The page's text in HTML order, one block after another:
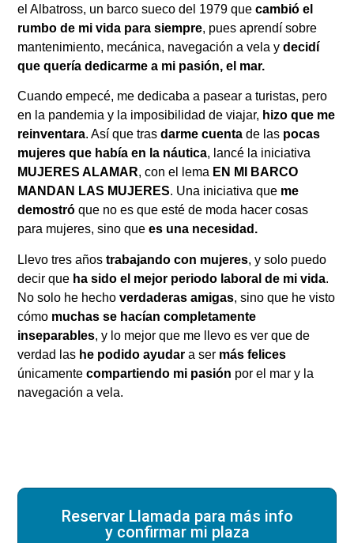
el Albatross, un barco sueco del 1979 quecambió el
rumbo de mi vida para siempre, pues aprendí sobre
mantenimiento, mecánica, navegación a vela ydecidí
que quería dedicarme a mi pasión, el mar.
Cuando empecé, me dedicaba a pasear a turistas, pero
en la pandemia y la imposibilidad de viajar, hizo que me
reinventara. Así que trasdarme cuenta de las pocas
mujeres que había en la náutica, lancé la iniciativa
MUJERES ALAMAR, con el lema EN MI BARCO
MANDAN LAS MUJERES. Una iniciativa que me
demostróque no es que esté de moda hacer cosas
para mujeres, sino que es una necesidad.
Llevo tres añostrabajando con mujeres, y solo puedo
decir que ha sido el mejor periodo laboral de mi vida.
No solo he hechoverdaderas amigas, sino que he visto
cómo muchas se hacían completamente
inseparables, y lo mejor que me llevo es ver que de
verdad las he podido ayudar a ser más felices
únicamentecompartiendo mi pasión por el mar y la
navegación a vela.
Reservar Llamada para más info
y confirmar mi plaza